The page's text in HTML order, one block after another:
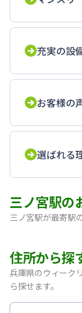
充実の設
お客様の
選ばれる
三ノ宮駅の
三ノ宮駅が最寄駅
【三宮・花時計
【神戸・三宮】
【神戸・三宮
【三宮・花時計
住所から探
兵庫県のウィーク
ら探せます。